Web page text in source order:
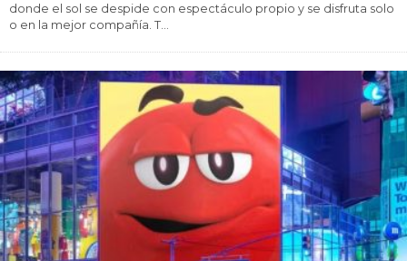
donde el sol se despide con espectáculo propio y se disfruta solo
o en la mejor compañía. T